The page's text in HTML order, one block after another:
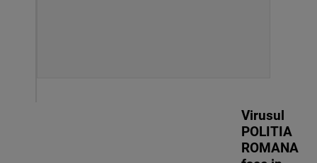
Virusul
POLITIA
ROMANA